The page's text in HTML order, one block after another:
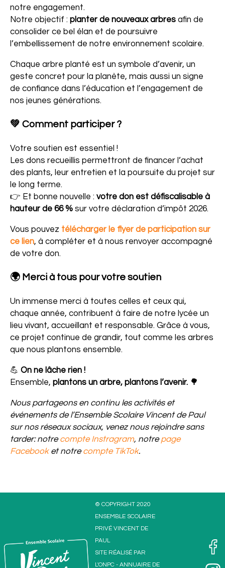
notre engagement.
Notre objectif : planter de nouveaux arbres afin de
consolider ce bel élan et de poursuivre
l’embellissement de notre environnement scolaire.
Chaque arbre planté est un symbole d’avenir, un
geste concret pour la planète, mais aussi un signe
de confiance dans l’éducation et l’engagement de
nos jeunes générations.
💚 Comment participer ?
Votre soutien est essentiel !
Les dons recueillis permettront de financer l’achat
des plants, leur entretien et la poursuite du projet sur
le long terme.
👉 Et bonne nouvelle : votre don est défiscalisable à
hauteur de 66 % sur votre déclaration d’impôt 2026.
Vous pouvez télécharger le flyer de participation sur
ce lien, à compléter et à nous renvoyer accompagné
de votre don.
🌍 Merci à tous pour votre soutien
Un immense merci à toutes celles et ceux qui,
chaque année, contribuent à faire de notre lycée un
lieu vivant, accueillant et responsable. Grâce à vous,
ce projet continue de grandir, tout comme les arbres
que nous plantons ensemble.
💪 On ne lâche rien !
Ensemble, plantons un arbre, plantons l’avenir. 🌳
Nous partageons en continu les activités et
événements de l’Ensemble Scolaire Vincent de Paul
sur nos réseaux sociaux, venez nous rejoindre sans
tarder: notrecompte Instragram, notrepage
Facebooket notrecompte TikTok.
© COPYRIGHT 2020
ENSEMBLE SCOLAIRE
PRIVÉ VINCENT DE
PAUL
SITE RÉALISÉ PAR
L'ONPC - ANNUAIRE DE